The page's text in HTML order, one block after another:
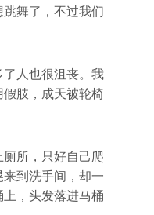
舞了，不过我们
人也很沮丧。我
肢，成天被轮椅
所，只好自己爬
到洗手间，却一
，头发落进马桶